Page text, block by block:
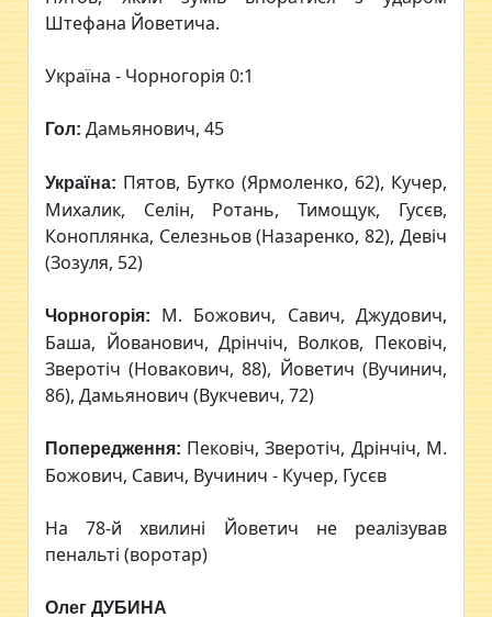
Штефана Йоветича.
Україна - Чорногорія 0:1
Гол:Дамьянович, 45
Україна: Пятов, Бутко (Ярмоленко, 62), Кучер,
Михалик, Селін, Ротань, Тимощук, Гусєв,
Коноплянка, Селезньов (Назаренко, 82), Девіч
(Зозуля, 52)
Чорногорія: М. Божович, Савич, Джудович,
Баша, Йованович, Дрінчіч, Волков, Пековіч,
Зверотіч (Новакович, 88), Йоветич (Вучинич,
86), Дамьянович (Вукчевич, 72)
Попередження: Пековіч, Зверотіч, Дрінчіч, М.
Божович, Савич, Вучинич - Кучер, Гусєв
На 78-й хвилині Йоветич не реалізував
пенальті (воротар)
Олег ДУБИНА